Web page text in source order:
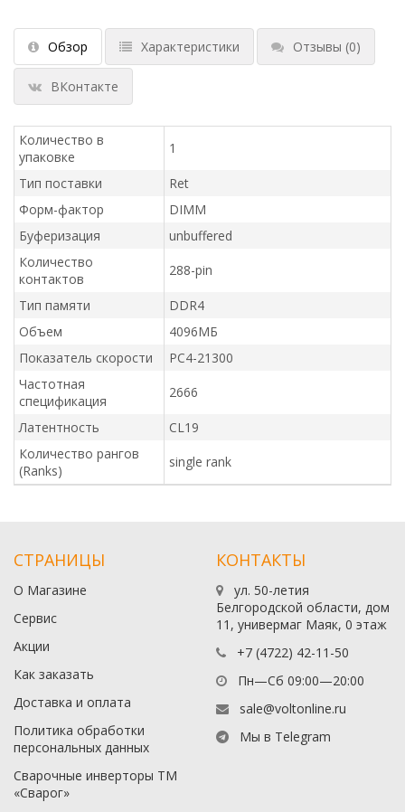
Обзор Характеристики Отзывы (0)
ВКонтакте
Количество в
упаковке
1
Тип поставки
Ret
Форм-фактор
DIMM
Буферизация
unbuffered
Количество
контактов
288-pin
Тип памяти
DDR4
Объем
4096МБ
Показатель скорости
PC4-21300
Частотная
спецификация
2666
Латентность
CL19
Количество рангов
(Ranks)
single rank
СТРАНИЦЫ
О Магазине
Сервис
Акции
Как заказать
Доставка и оплата
Политика обработки
персональных данных
Сварочные инверторы ТМ
«Сварог»
КОНТАКТЫ
ул. 50-летия
Белгородской области, дом
11, универмаг Маяк, 0 этаж
+7 (4722) 42-11-50
Пн—Сб 09:00—20:00
sale@voltonline.ru
Мы в Telegram